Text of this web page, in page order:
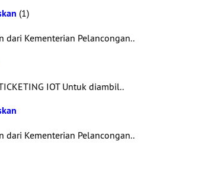
(1)
dari Kementerian Pelancongan..
IOT Untuk diambil..
dari Kementerian Pelancongan..